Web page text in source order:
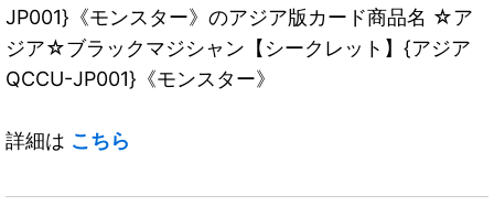
JP001}《モンスター》のアジア版カード商品名 ☆ア
ジア☆ブラックマジシャン【シークレット】{アジア
QCCU-JP001}《モンスター》
詳細は こちら